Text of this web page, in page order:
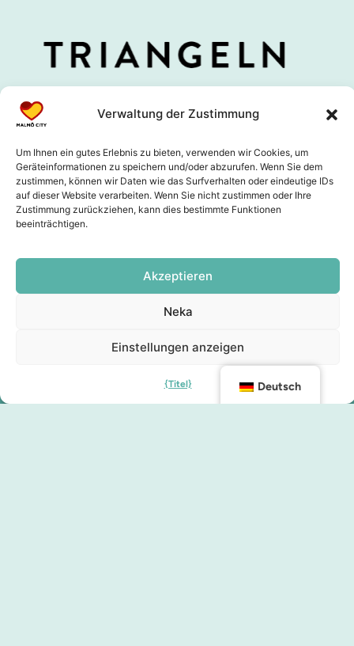
Verwaltung der Zustimmung
Um Ihnen ein gutes Erlebnis zu bieten, verwenden wir Cookies, um
Geräteinformationen zu speichern und/oder abzurufen. Wenn Sie dem
zustimmen, können wir Daten wie das Surfverhalten oder eindeutige IDs
auf dieser Website verarbeiten. Wenn Sie nicht zustimmen oder Ihre
Zustimmung zurückziehen, kann dies bestimmte Funktionen
beeinträchtigen.
Akzeptieren
Neka
Einstellungen anzeigen
{Titel} Deutsch